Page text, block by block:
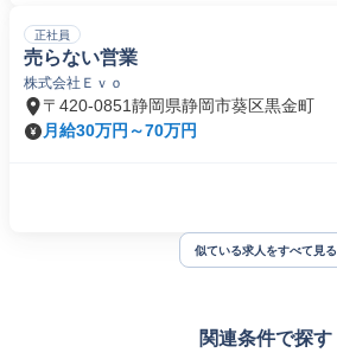
正社員
売らない営業
株式会社Ｅｖｏ
〒420-0851静岡県静岡市葵区黒金町
月給30万円～70万円
似ている求人をすべて見る
関連条件で探す